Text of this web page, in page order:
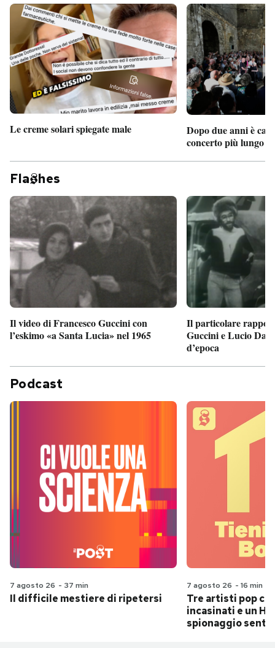
Le creme solari spiegate male
Dopo due anni è
concerto più lungo
Fla hes
Il video di Francesco Guccini con
l’eskimo «a Santa Lucia» nel 1965
Il particolare
Guccini e Lucio
d’epoca
Podcast
7 agosto 26 - 37 min
Il difficile mestiere di ripetersi
7 agosto 26 - 16 min
Tre artisti pop
incasinati e un
spionaggio